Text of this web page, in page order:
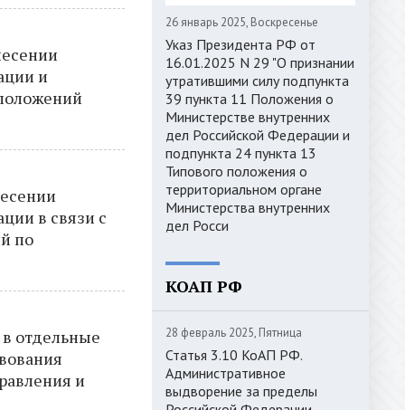
и
в связи с
по
отдельные
и
26 январь 2025, Воскресенье
Указ Президента РФ от
16.01.2025 N 29 "О признании
утратившими силу подпункта
39 пункта 11 Положения о
Министерстве внутренних
дел Российской Федерации и
подпункта 24 пункта 13
Типового положения о
территориальном органе
Министерства внутренних
дел Росси
КОАП РФ
28 февраль 2025, Пятница
Статья 3.10 КоАП РФ.
Административное
выдворение за пределы